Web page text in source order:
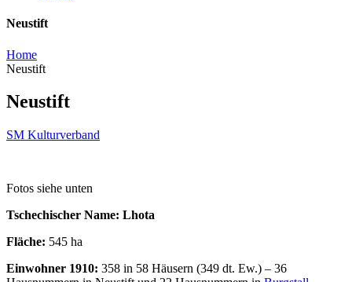
Neustift
Home
Neustift
Neustift
SM Kulturverband
Fotos siehe unten
Tschechischer Name: Lhota
Fläche: 545 ha
Einwohner 1910: 358 in 58 Häusern (349 dt. Ew.) – 36